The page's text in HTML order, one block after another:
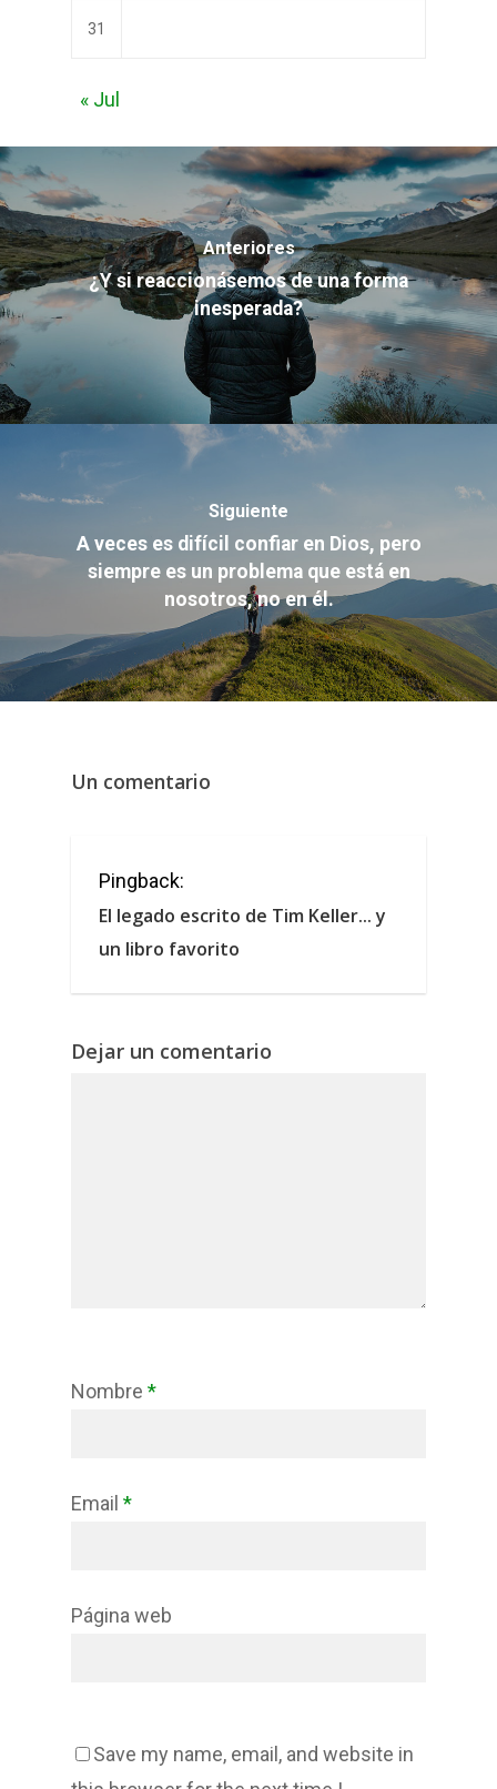
31
« Jul
Anteriores
¿Y si reaccionásemos de una forma
inesperada?
Siguiente
A veces es difícil confiar en Dios, pero
siempre es un problema que está en
nosotros, no en él.
Un comentario
Pingback:
El legado escrito de Tim Keller... y
un libro favorito
Dejar un comentario
Nombre *
Email *
Página web
Save my name, email, and website in